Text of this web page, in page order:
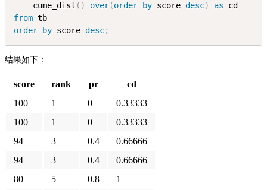
    cume_dist
( ) over(order by score desc) as cd
from tb
order
by score desc;
结果如下：
score rank pr
cd
100
1 0
0.33333
100
1 0
0.33333
94
3 0.4
0.66666
94
3 0.4
0.66666
80
5 0.8 1